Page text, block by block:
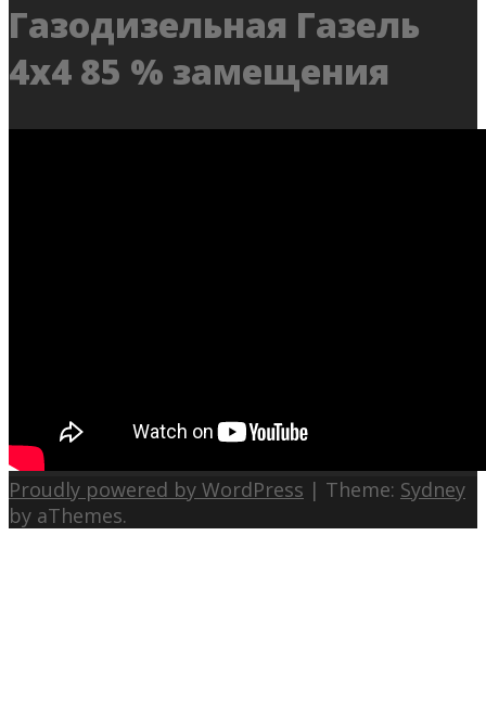
Газодизельная Газель
4х4 85 % замещения
Proudly powered by WordPress | Theme: Sydney
by aThemes.